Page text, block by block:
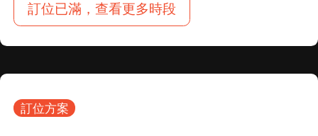
訂位已滿，查看更多時段
訂位方案